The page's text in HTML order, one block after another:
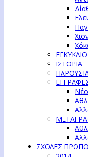
ΕΓΚΥΚΛΙΟΙ
ΙΣΤΟΡΙΑ
ΣΧΟΛΕΣ